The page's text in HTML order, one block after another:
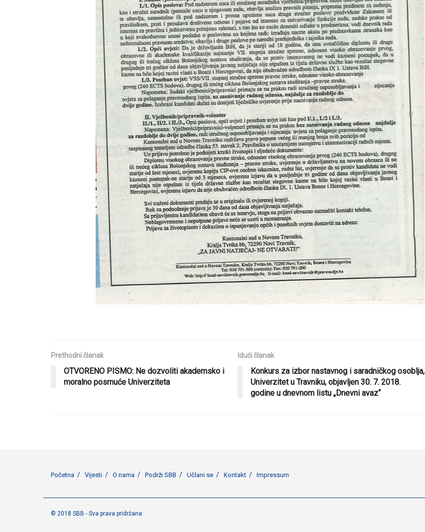
Prethodni članak
OTVORENO PISMO: Ne dozvoliti akademsko i
moralno posrnuće Univerziteta
Idući članak
Konkurs za izbor nastavnog i saradničkog osoblja,
Univerzitet u Travniku, objavljen 30. 7. 2018.
godine u dnevnom listu „Dnevni avaz“
Početna Vijesti O nama Podrži SBB Učlani se Kontakt Impressum
© 2018 SBB - Sva prava pridržana